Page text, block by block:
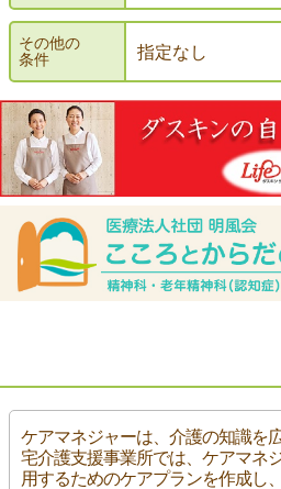
その他の
条件
指定なし
ケアマネジャーは、介護の知識を
宅介護支援事業所では、ケアマネ
用するためのケアプランを作成し